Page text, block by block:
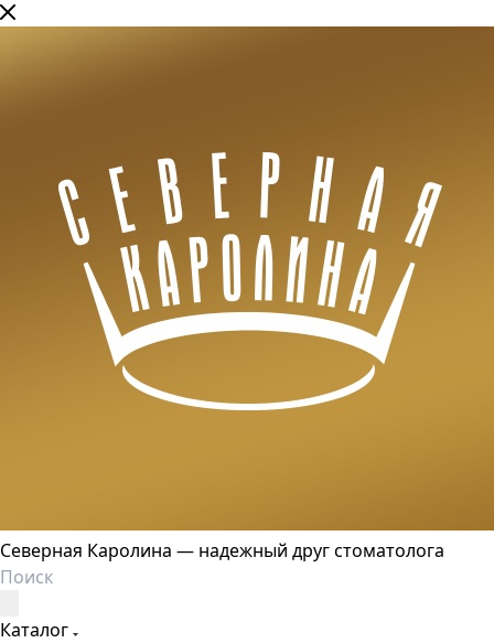
Северная Каролина — надежный друг стоматолога
Каталог